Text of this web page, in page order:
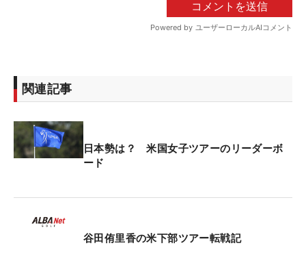
関連記事
日本勢は？ 米国女子ツアーのリーダーボ
ード
谷田侑里香の米下部ツアー転戦記